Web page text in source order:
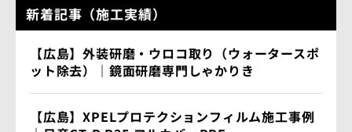
新着記事（施工実績）
【広島】外装研磨・ウロコ取り（ウォータースポ
ット除去）｜鏡面研磨専門しゃかりき
【広島】XPELプロテクションフィルム施工事例